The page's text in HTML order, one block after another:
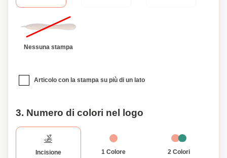
Nessuna stampa
Articolo con la stampa su più di un lato
3. Numero di colori nel logo
Incisione 1 Colore 2 Colori